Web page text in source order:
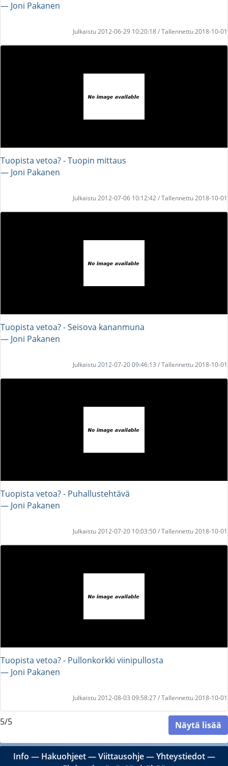
― Joni Pakanen
Julkaistu 2012-06-29 10:20:18 / Tallennettu 2018-10-01
Tuopista vetoa? - Tuopin mittaus
― Joni Pakanen
Julkaistu 2012-07-06 10:12:42 / Tallennettu 2018-10-01
Tuopista vetoa? - Seisova kananmuna
― Joni Pakanen
Julkaistu 2012-07-20 09:46:13 / Tallennettu 2018-10-01
Tuopista vetoa? - Puhallustehtävä
― Joni Pakanen
Julkaistu 2012-07-20 10:03:50 / Tallennettu 2018-10-01
Tuopista vetoa? - Pullonkorkki viinipullosta
― Joni Pakanen
Julkaistu 2012-08-03 09:58:27 / Tallennettu 2018-10-01
5/5 Näytä lisää
Info ― Hakuohjeet―Viittausohje―Yhteystiedot―